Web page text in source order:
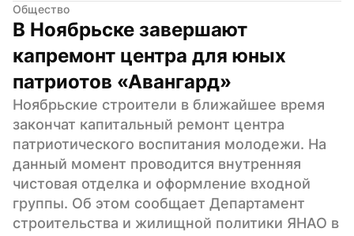
Общество
В Ноябрьске завершают
капремонт центра для юных
патриотов «Авангард»
Ноябрьские строители в ближайшее время
закончат капитальный ремонт центра
патриотического воспитания молодежи. На
данный момент проводится внутренняя
чистовая отделка и оформление входной
группы. Об этом сообщает Департамент
строительства и жилищной политики ЯНАО в